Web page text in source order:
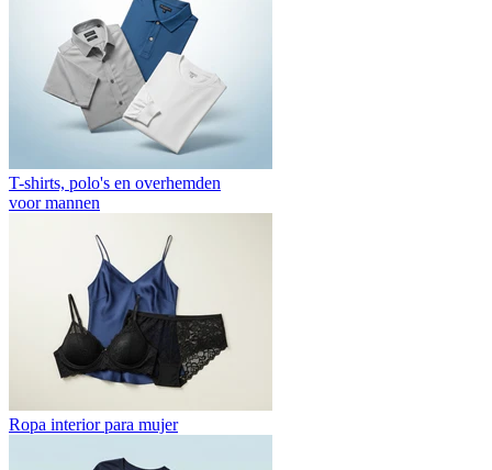
T-shirts, polo's en overhemden
voor mannen
Ropa interior para mujer